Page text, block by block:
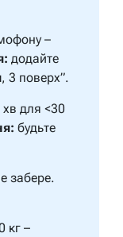
–
додайте
3 поверх”.
для <30
будьте
забере.
кг –